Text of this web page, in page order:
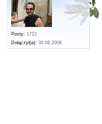
Posty: 1713
Dołączył(a): 30.08.2008